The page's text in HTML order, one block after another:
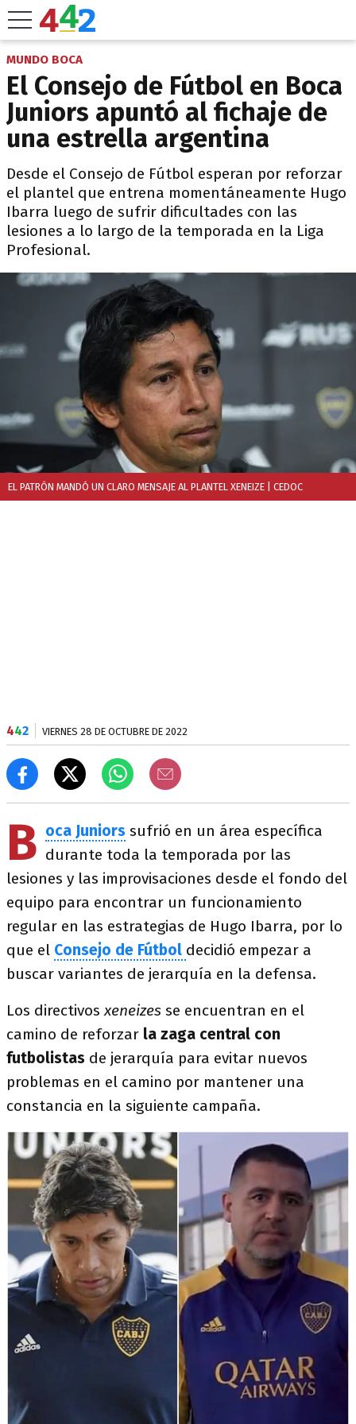
MUNDO BOCA
El Consejo de Fútbol en Boca
Juniors apuntó al fichaje de
una estrella argentina
Desde el Consejo de Fútbol esperan por reforzar
el plantel que entrena momentáneamente Hugo
Ibarra luego de sufrir dificultades con las
lesiones a lo largo de la temporada en la Liga
Profesional.
EL PATRÓN MANDÓ UN CLARO MENSAJE AL PLANTEL XENEIZE | CEDOC
442 VIERNES 28 DE OCTUBRE DE 2022
B oca Juniors sufrió en un área específica
durante toda la temporada por las
lesiones y las improvisaciones desde el fondo del
equipo para encontrar un funcionamiento
regular en las estrategias de Hugo Ibarra, por lo
que el Consejo de Fútbol decidió empezar a
buscar variantes de jerarquía en la defensa.
Los directivosxeneizes se encuentran en el
camino de reforzar la zaga central con
futbolistas de jerarquía para evitar nuevos
problemas en el camino por mantener una
constancia en la siguiente campaña.